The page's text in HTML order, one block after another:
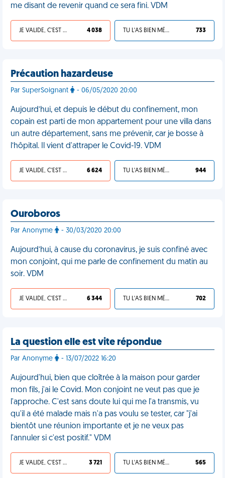
me disant de revenir quand ce sera fini. VDM
JE VALIDE, C'EST UNE VDM 4 038 TU L'AS BIEN MÉRITÉ 733
Précaution hazardeuse
Par SuperSoignant - 06/05/2020 20:00
Aujourd’hui, et depuis le début du confinement, mon
copain est parti de mon appartement pour une villa dans
un autre département, sans me prévenir, car je bosse à
l’hôpital. Il vient d'attraper le Covid-19. VDM
JE VALIDE, C'EST UNE VDM 6 624 TU L'AS BIEN MÉRITÉ 944
Ouroboros
Par Anonyme - 30/03/2020 20:00
Aujourd’hui, à cause du coronavirus, je suis confiné avec
mon conjoint, qui me parle de confinement du matin au
soir. VDM
JE VALIDE, C'EST UNE VDM 6 344 TU L'AS BIEN MÉRITÉ 702
La question elle est vite répondue
Par Anonyme - 13/07/2022 16:20
Aujourd'hui, bien que cloîtrée à la maison pour garder
mon fils, j'ai le Covid. Mon conjoint ne veut pas que je
l'approche. C'est sans doute lui qui me l'a transmis, vu
qu'il a été malade mais n'a pas voulu se tester, car "j'ai
bientôt une réunion importante et je ne veux pas
l'annuler si c'est positif." VDM
JE VALIDE, C'EST UNE VDM 3 721 TU L'AS BIEN MÉRITÉ 565